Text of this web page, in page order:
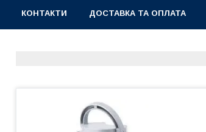
КОНТАКТИ ДОСТАВКА ТА ОПЛАТА